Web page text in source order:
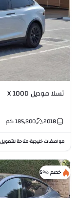
تسلا موديل X 100D
2018
185,800كم
مواصفات خليجية•متاحة للتمويل
خصم %5